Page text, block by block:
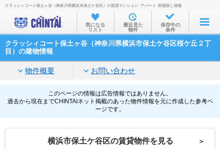
お部屋を探す
沿線・駅から
家賃相場から
物件特集から
TOP
クラッシィコート保土ヶ谷（神奈川県横浜市保土ケ谷区）の賃貸マンション･アパート･部屋探し情報
気になる
リスト
最近見た
物件
保存中の
条件
クラッシィコート保土ヶ谷（神奈川県横浜市保土ケ谷区桜ケ丘２丁
目）の建物情報
物件概要 お問い合わせ
このページの情報は広告情報ではありません。
過去から現在までCHINTAIネット掲載のあった物件情報を元に作成した参考ペ
ージです。
横浜市保土ケ谷区の賃貸物件を見る ＞